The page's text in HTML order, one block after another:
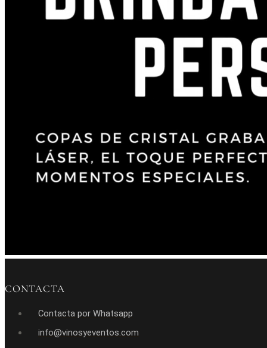
CONTACTA
Contacta por Whatsapp
info@vinosyeventos.com